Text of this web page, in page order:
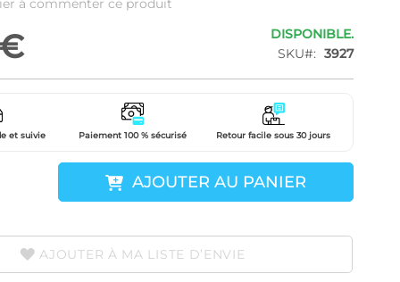
à commenter ce produit
DISPONIBLE.
SKU
3927
et suivie Paiement 100 % sécurisé Retour facile sous 30 jours
AJOUTER AU PANIER
AJOUTER À MA LISTE D’ENVIE